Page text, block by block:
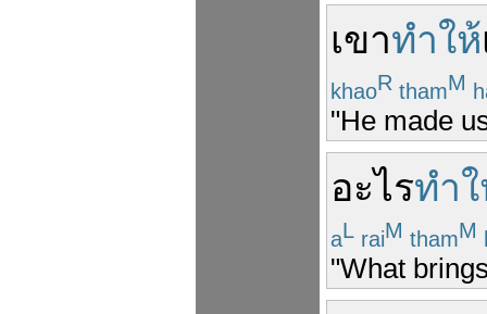
เขาทำให้
khaoR thamM
"He made
อะไรทำ
aL raiM thamM
"What